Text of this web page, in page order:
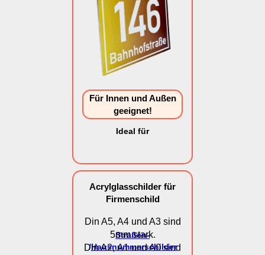
Für Innen und Außen
geeignet!
Ideal für
Straßen-
/Hausnummerschilder
Acrylglasschilder für
Firmenschild
Din A5, A4 und A3 sind
5mm stark.
Din A2, A1 und A0 sind